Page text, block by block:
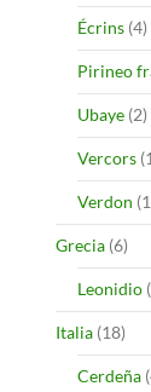
Écrins (4)
Pirineo
Ubaye (2)
Vercors
Verdon
Grecia (6)
Leonidio
Italia (18)
Cerdeña